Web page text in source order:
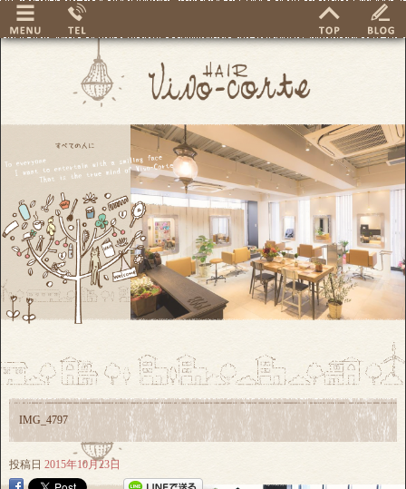
IMG_4797
投稿日 2015年10月23日